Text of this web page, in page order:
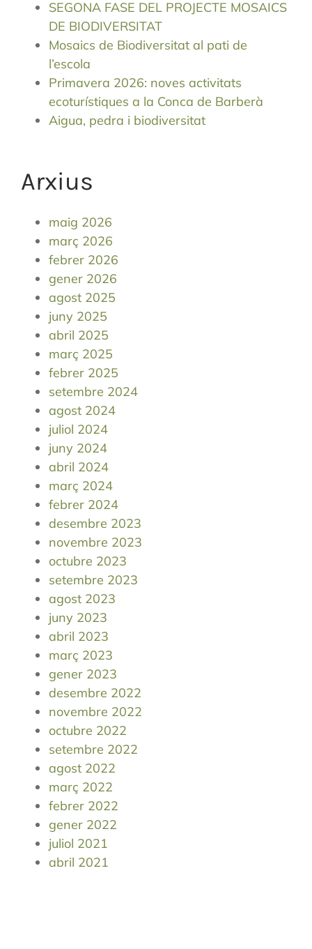
SEGONA FASE DEL PROJECTE MOSAICS
DE BIODIVERSITAT
Mosaics de Biodiversitat al pati de
l’escola
Primavera 2026: noves activitats
ecoturístiques a la Conca de Barberà
Aigua, pedra i biodiversitat
Arxius
maig 2026
març 2026
febrer 2026
gener 2026
agost 2025
juny 2025
abril 2025
març 2025
febrer 2025
setembre 2024
agost 2024
juliol 2024
juny 2024
abril 2024
març 2024
febrer 2024
desembre 2023
novembre 2023
octubre 2023
setembre 2023
agost 2023
juny 2023
abril 2023
març 2023
gener 2023
desembre 2022
novembre 2022
octubre 2022
setembre 2022
agost 2022
març 2022
febrer 2022
gener 2022
juliol 2021
abril 2021